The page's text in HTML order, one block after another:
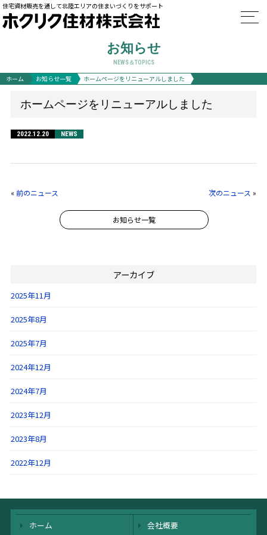
住宅資材販売を通して北陸エリアの住まいづくりをサポート
お知らせ
NEWS＆TOPICS
ホーム お知らせ一覧 ホームページをリニューアルしました
ホームページをリニューアルしました
2022.12.20 NEWS
« 前のニュース 次のニュース »
お知らせ一覧
アーカイブ
2025年11月
2025年8月
2025年7月
2024年12月
2024年7月
2023年12月
2023年8月
2022年12月
ホーム 会社概要